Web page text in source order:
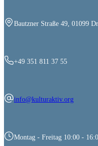
Bautzner Straße 49, 01099
+49 351 811 37 55
info@kulturaktiv.org
Montag - Freitag 10:00 -